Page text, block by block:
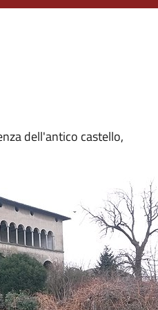
dell'antico castello,